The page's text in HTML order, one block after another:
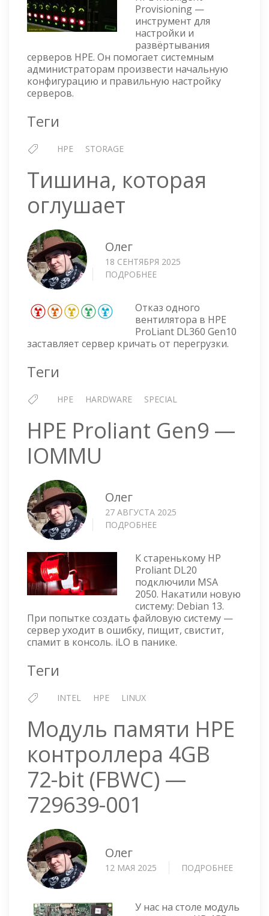
—
НАСТРОЙКА
RAID
МАССИВА
ЧЕРЕЗ
INTELLIGENT
PROVISIONING
Provisioning —
инструмент для
настройки и
развёртывания
серверов HPE. Он помогает системным
администраторам произвести начальную
конфигурацию и правильную настройку
серверов.
Теги
HPE STORAGE
Тишина, которая
оглушает
Олег
18 СЕНТЯБРЯ 2025
ПОДРОБНЕЕ
ОГЛУШАЕТ
Отказ одного
вентилятора в HPE
ProLiant DL360 Gen10
заставляет сервер кричать от перегрузки.
Теги
HPE HARDWARE SPECIAL
HPE Proliant Gen9 —
IOMMU
Олег
27 АВГУСТА 2025
ПОДРОБНЕЕ
GEN9
—
IOMMU
К старенькому HP
Proliant DL20
подключили MSA
2050. Накатили новую
систему: Debian 13.
При попытке создать файловую систему —
сервер уходит в ошибку, пищит, свистит,
спамит в консоль. iLO в панике.
Теги
INTEL HPE LINUX
Модуль памяти HPE
контроллера 4GB
72-bit (FBWC) —
729639-001
Олег
12 МАЯ 2025 ПОДРОБНЕЕ
HPE
У нас на столе модуль